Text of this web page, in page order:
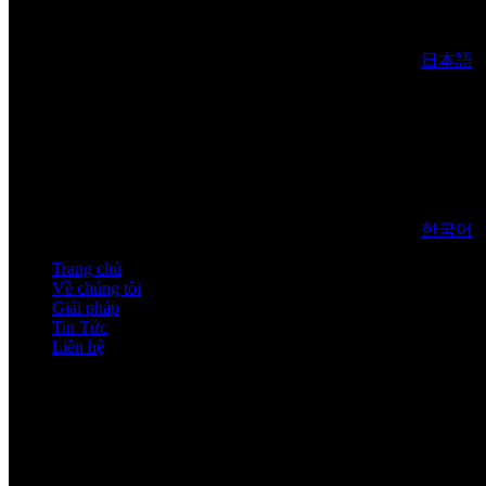
日本語
한국어
Trang chủ
Về chúng tôi
Giải pháp
Tin Tức
Liên hệ